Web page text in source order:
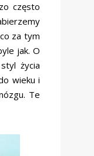
często
za tym
jak. O
życia
wieku i
Te